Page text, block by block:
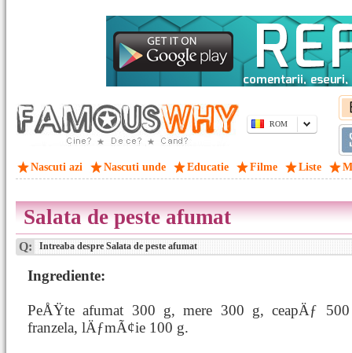
ROM
Nascuti azi Nascuti unde Educatie Filme Liste
Salata de peste afumat
Q: Intreaba despre Salata de peste afumat
Ingrediente:
PeÅŸte afumat 300 g, mere 300 g, ceapÄƒ
franzela, lÄƒmÃ¢ie 100 g.